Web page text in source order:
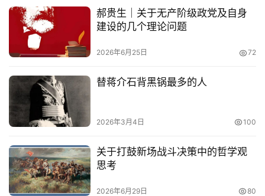
文
章
列
表
快
讯
郝贵生｜关于无产阶级政党及自身
建设的几个理论问题
2026年6月25日 72
替蒋介石背黑锅最多的人
2026年3月4日 100
关于打鼓新场战斗决策中的哲学观
思考
2026年6月29日 80